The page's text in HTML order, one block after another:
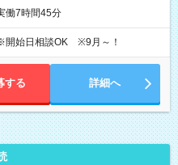
働7時間45分
始日相談OK ※9月～！
する 詳細へ